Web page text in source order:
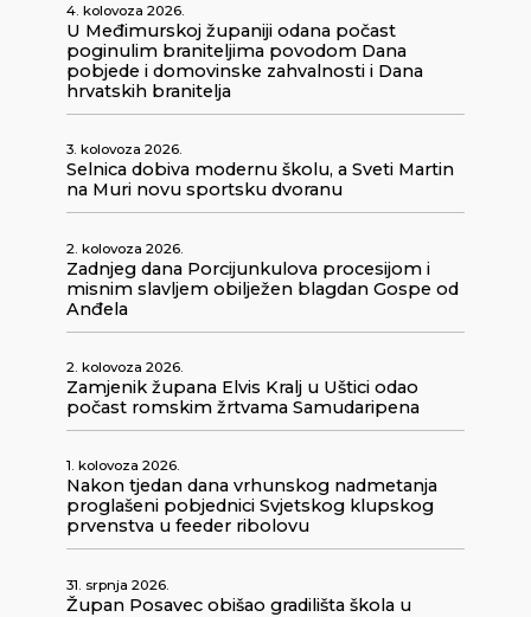
4. kolovoza 2026.
U Međimurskoj županiji odana počast
poginulim braniteljima povodom Dana
pobjede i domovinske zahvalnosti i Dana
hrvatskih branitelja
3. kolovoza 2026.
Selnica dobiva modernu školu, a Sveti Martin
na Muri novu sportsku dvoranu
2. kolovoza 2026.
Zadnjeg dana Porcijunkulova procesijom i
misnim slavljem obilježen blagdan Gospe od
Anđela
2. kolovoza 2026.
Zamjenik župana Elvis Kralj u Uštici odao
počast romskim žrtvama Samudaripena
1. kolovoza 2026.
Nakon tjedan dana vrhunskog nadmetanja
proglašeni pobjednici Svjetskog klupskog
prvenstva u feeder ribolovu
31. srpnja 2026.
Župan Posavec obišao gradilišta škola u